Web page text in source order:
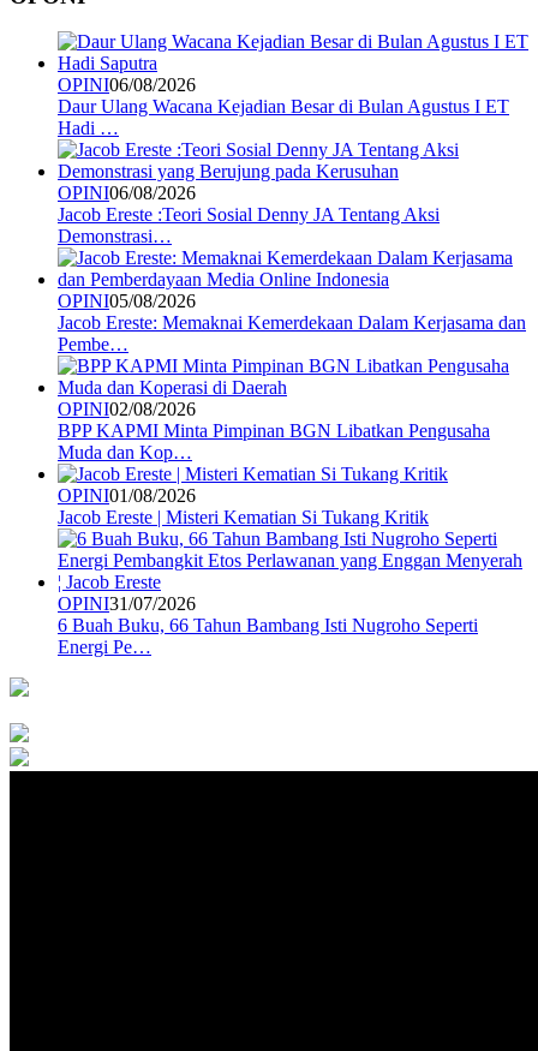
OPINI06/08/2026
Daur Ulang Wacana Kejadian Besar di Bulan Agustus I ET
Hadi …
OPINI06/08/2026
Jacob Ereste :Teori Sosial Denny JA Tentang Aksi
Demonstrasi…
OPINI05/08/2026
Jacob Ereste: Memaknai Kemerdekaan Dalam Kerjasama dan
Pembe…
OPINI02/08/2026
BPP KAPMI Minta Pimpinan BGN Libatkan Pengusaha
Muda dan Kop…
OPINI01/08/2026
Jacob Ereste | Misteri Kematian Si Tukang Kritik
OPINI31/07/2026
6 Buah Buku, 66 Tahun Bambang Isti Nugroho Seperti
Energi Pe…